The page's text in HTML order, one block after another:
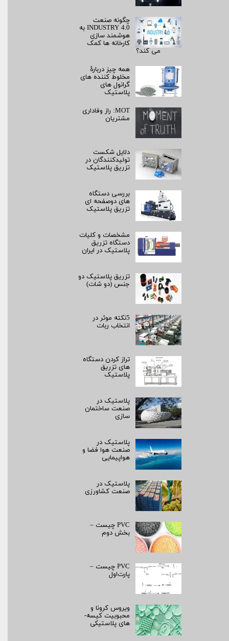
چگونه صنعت
INDUSTRY 4.0 به
هوشمند سازی
کارخانه ها کمک
می کند؟
همه چیز دربارۀ
مخلوط کننده های
گرانول های
پلاستیک
MOT: راز وفاداری
مشتریان
دلایل شکست
تولیدکنندگان در
تزریق پلاستیک
بررسی دستگاه
های دوصفحه ای
تزریق پلاستیک
مشخصات و کلیات
دستگاه تزریق
پلاستیک در ایران
تزریق پلاستیک دو
جنس (دو شات)
5نکته موثر در
انتخاب ربات
تراز کردن دستگاه
های تزریق
پلاستیک
پلاستیک در
صنعت ساختمان
سازی
پلاستیک در
صنعت هوا فضا و
هواپیمایی
پلاستیک در
صنعت کشاورزی
PVC چیست –
بخش دوم
PVC چیست –
پارت‌اول
ویروس کرونا و
محبوبیت کیسه­
های پلاستیکی